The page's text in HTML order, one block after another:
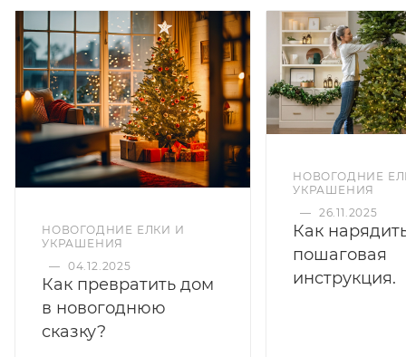
НОВОГОДНИЕ ЕЛКИ И
УКРАШЕНИЯ
— 04.12.2025
Как превратить дом
в новогоднюю
сказку?
НОВОГОДНИЕ
УКРАШЕНИЯ
— 26.11.2025
Как
пошаговая
инструкция.